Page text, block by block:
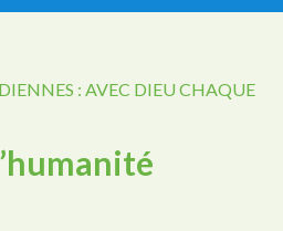
: AVEC DIEU CHAQUE